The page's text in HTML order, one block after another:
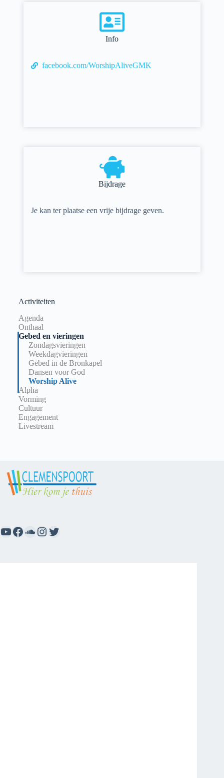
Info
facebook.com/WorshipAliveGMK
Bijdrage
Je kan ter plaatse een vrije bijdrage geven.
Activiteiten
Agenda
Onthaal
Gebed en vieringen
Zondagsvieringen
Weekdagvieringen
Gebed in de Bronkapel
Dansen voor God
Worship Alive
Alpha
Vorming
Cultuur
Engagement
Livestream